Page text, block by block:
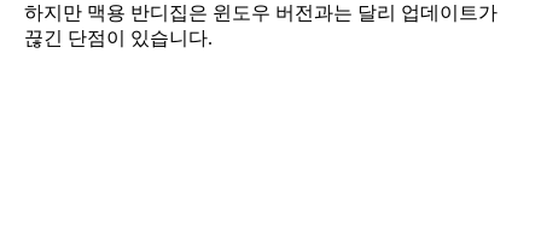
하지만 맥용 반디집은 윈도우 버전과는 달리 업데이트가
끊긴 단점이 있습니다.